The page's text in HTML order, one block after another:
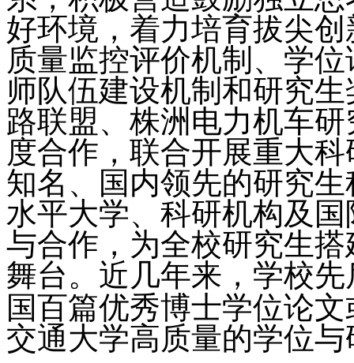
好环境，着力培育拔尖
质量监控评价机制、学
师队伍建设机制和研究
路联盟、株洲电力机车
度合作，联合开展重大
知名、国内领先的研究
水平大学、科研机构及
与合作，为全校研究生
舞台。近几年来，学校先
国百篇优秀博士学位论
交通大学高质量的学位